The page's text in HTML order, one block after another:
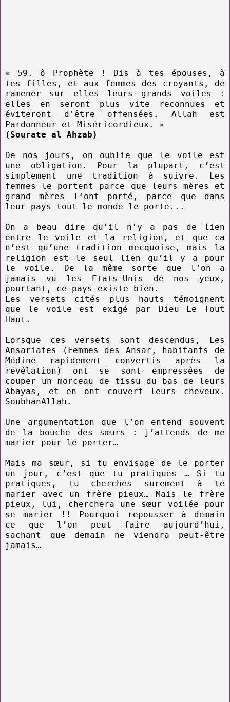
« 59. ô Prophète ! Dis à tes épouses, à
tes filles, et aux femmes des croyants, de
ramener sur elles leurs grands voiles :
elles en seront plus vite reconnues et
éviteront d'être offensées. Allah est
Pardonneur et Miséricordieux. »
(Sourate al Ahzab)
De nos jours, on oublie que le voile est
une obligation. Pour la plupart, c’est
simplement une tradition à suivre. Les
femmes le portent parce que leurs mères et
grand mères l‘ont porté, parce que dans
leur pays tout le monde le porte...
On a beau dire qu'il n'y a pas de lien
entre le voile et la religion, et que ca
n’est qu’une tradition mecquoise, mais la
religion est le seul lien qu’il y a pour
le voile. De la même sorte que l’on a
jamais vu les Etats-Unis de nos yeux,
pourtant, ce pays existe bien.
Les versets cités plus hauts témoignent
que le voile est exigé par Dieu Le Tout
Haut.
Lorsque ces versets sont descendus, Les
Ansariates (Femmes des Ansar, habitants de
Médine rapidement convertis après la
révélation) ont se sont empressées de
couper un morceau de tissu du bas de leurs
Abayas, et en ont couvert leurs cheveux.
SoubhanAllah.
Une argumentation que l’on entend souvent
de la bouche des sœurs : j’attends de me
marier pour le porter…
Mais ma sœur, si tu envisage de le porter
un jour, c’est que tu pratiques … Si tu
pratiques, tu cherches surement à te
marier avec un frère pieux… Mais le frère
pieux, lui, cherchera une sœur voilée pour
se marier !! Pourquoi repousser à demain
ce que l’on peut faire aujourd’hui,
sachant que demain ne viendra peut-être
jamais…